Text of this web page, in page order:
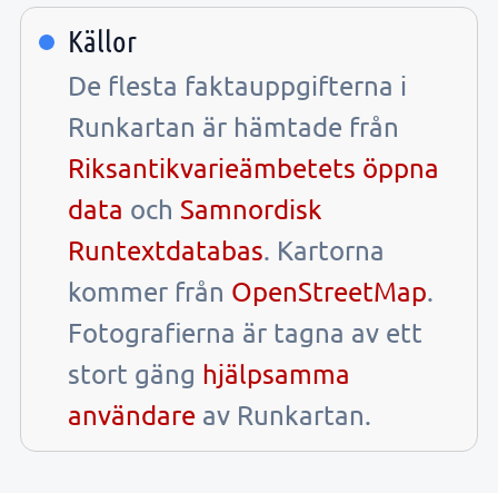
Källor
De flesta faktauppgifterna i
Runkartan är hämtade från
Riksantikvarieämbetets öppna
data och Samnordisk
Runtextdatabas. Kartorna
kommer från OpenStreetMap.
Fotografierna är tagna av ett
stort gäng hjälpsamma
användare av Runkartan.